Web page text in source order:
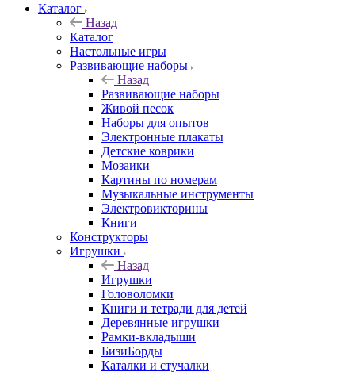
Каталог
Назад
Каталог
Настольные игры
Развивающие наборы
Назад
Развивающие наборы
Живой песок
Наборы для опытов
Электронные плакаты
Детские коврики
Мозаики
Картины по номерам
Музыкальные инструменты
Электровикторины
Книги
Конструкторы
Игрушки
Назад
Игрушки
Головоломки
Книги и тетради для детей
Деревянные игрушки
Рамки-вкладыши
БизиБорды
Каталки и стучалки